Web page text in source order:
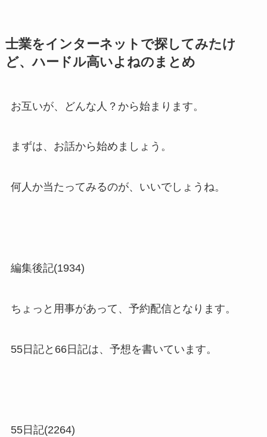
士業をインターネットで探してみたけ
ど、ハードル高いよねのまとめ
お互いが、どんな人？から始まります。
まずは、お話から始めましょう。
何人か当たってみるのが、いいでしょうね。
編集後記(1934)
ちょっと用事があって、予約配信となります。
55日記と66日記は、予想を書いています。
55日記(2264)